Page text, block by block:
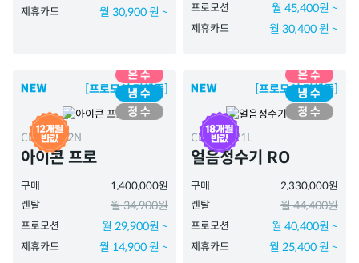
제휴카드 월 30,900 원 ~ 프로모션 월 45,400원 ~
제휴카드 월 30,400 원 ~
[프로모션 진행중]
CHP-7212N
아이콘 프로
구매
1,400,000원
렌탈
월 34,900원
프로모션 월 29,900원 ~
제휴카드 월 14,900 원 ~
[프로모션 진행중]
CHPI-7521L
얼음정수기 RO
구매
2,330,000원
렌탈
월 44,400원
프로모션 월 40,400원 ~
제휴카드 월 25,400 원 ~